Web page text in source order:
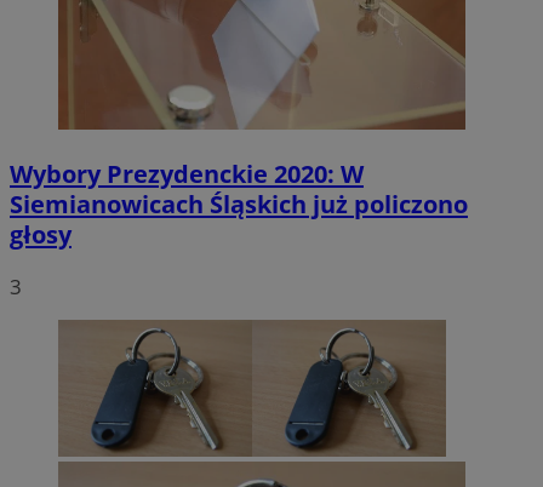
Wybory Prezydenckie 2020: W
Siemianowicach Śląskich już policzono
głosy
3